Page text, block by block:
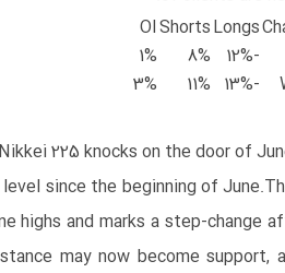
Longs
Shorts
OI
-12%
8%
1%
-13%
11%
3%
Nikkei 225 knocks on the door of
since the beginning of
highs and marks a step-change
may now become support,